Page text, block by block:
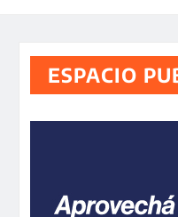
ESPACIO